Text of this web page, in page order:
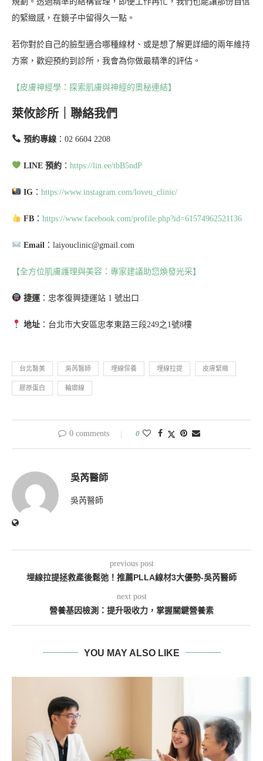
的緊緻感，在鏡子中留得久一點。
若你對於自己的臉型適合哪種線材、或是想了解更詳細的兩年維持
方案，歡迎預約到診所，我會為你做最精準的評估。
【皮膚神經學：探索肌膚與神經的奧秘連結】
萊攸診所｜聯絡我們
預約專線：02 6604 2208
LINE 預約： https://lin.ee/tbB5ndP
IG： https://www.instagram.com/loveu_clinic/
FB： https://www.facebook.com/profile.php?id=61574962521136
Email ：laiyouclinic@gmail.com
【全方位肌膚護理與美容：專家建議助您煥發光采】
捷運：忠孝復興捷運站 1 號出口
地址：台北市大安區忠孝東路三段249之1號8樓
台北醫美 吳芮醫師 埋線保養 埋線拉提 皮膚緊緻
膠原蛋白 輪廓線
0 comments 0
吳芮醫師
吳芮醫師
previous post
埋線拉提拯救產後鬆弛！推薦PLLA線材3大優勢-吳芮醫師
next post
營養基因檢測：提升吸收力，掌握關鍵營養素
YOU MAY ALSO LIKE